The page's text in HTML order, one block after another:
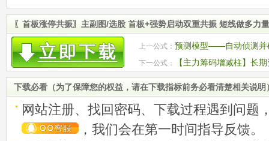
〖首板涨停共振〗主副图/选股 首板+强势启动双重共振 短线做多力
上一公式： 预测模型——自动侦测并
的趋势结构
下一公式：
【主力筹码增减柱】长
转强的首次启动点
下载必看（为了保障您的权益，请在下载指标前务必看清楚相关说明
网站注册、找回密码、下载过程遇到问题
，我们会在第一时间指导反馈。